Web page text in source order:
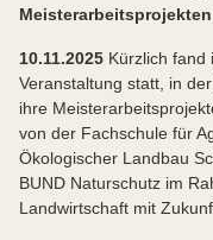
Meisterarbeitsprojekten
10.11.2025 Kürzlich fand
Veranstaltung statt, in
ihre
von der Fachschule für
Ökologischer Landbau
BUND Naturschutz im
Landwirtschaft mit